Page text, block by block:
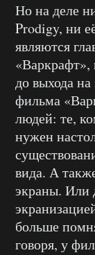
Но на деле
Prodigy, ни
являются
«Варкрафт»,
до выхода
фильма
людей: те,
нужен
вида. А
экраны. Или
больше
говоря, у